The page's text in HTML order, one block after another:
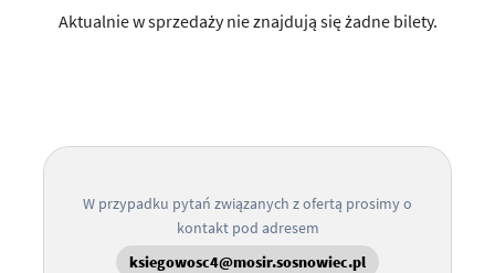
Aktualnie w sprzedaży nie znajdują się żadne bilety.
W przypadku pytań związanych z ofertą prosimy o
kontakt pod adresem
ksiegowosc4@mosir.sosnowiec.pl